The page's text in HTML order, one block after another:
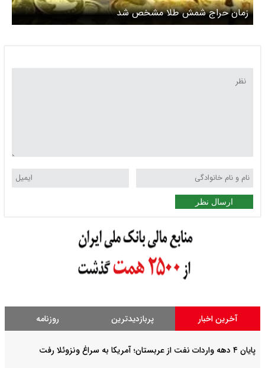
زمان حراج شمش طلا مشخص شد
ارسال نظر
آخرین اخبار پربازدیدترین روزنامه
پایان ۴ دهه واردات نفت از عربستان؛ آمریکا به سراغ ونزوئلا رفت